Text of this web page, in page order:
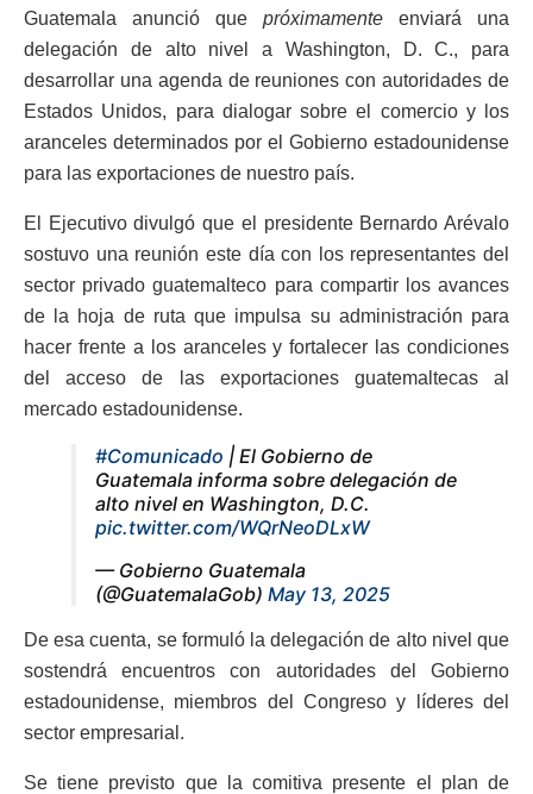
Guatemala anunció que próximamente enviará una
delegación de alto nivel a Washington, D. C., para
desarrollar una agenda de reuniones con autoridades de
Estados Unidos, para dialogar sobre el comercio y los
aranceles determinados por el Gobierno estadounidense
para las exportaciones de nuestro país.
El Ejecutivo divulgó que el presidente Bernardo Arévalo
sostuvo una reunión este día con los representantes del
sector privado guatemalteco para compartir los avances
de la hoja de ruta que impulsa su administración para
hacer frente a los aranceles y fortalecer las condiciones
del acceso de las exportaciones guatemaltecas al
mercado estadounidense.
#Comunicado | El Gobierno de
Guatemala informa sobre delegación de
alto nivel en Washington, D.C.
pic.twitter.com/WQrNeoDLxW
— Gobierno Guatemala
(@GuatemalaGob) May 13, 2025
De esa cuenta, se formuló la delegación de alto nivel que
sostendrá encuentros con autoridades del Gobierno
estadounidense, miembros del Congreso y líderes del
sector empresarial.
Se tiene previsto que la comitiva presente el plan de